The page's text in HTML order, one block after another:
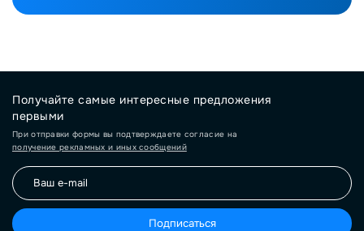
Получайте самые интересные предложения
первыми
При отправки формы вы подтверждаете согласие на
получение рекламных и иных сообщений
Подписаться